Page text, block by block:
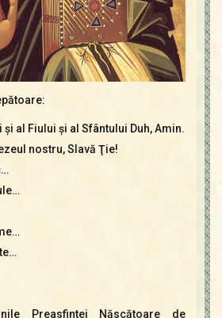
şi al Fiului şi al Sfântului Duh, Amin.
nostru, Slavă Ţie!
Preasfintei Născătoare de